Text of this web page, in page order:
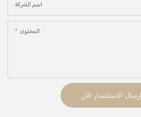
اسم الشركة
المحتوى
إرسال الاستفسار الآن